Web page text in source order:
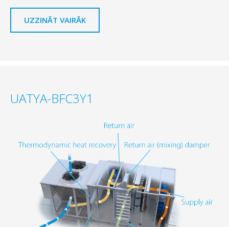
UZZINĀT VAIRĀK
UATYA-BFC3Y1